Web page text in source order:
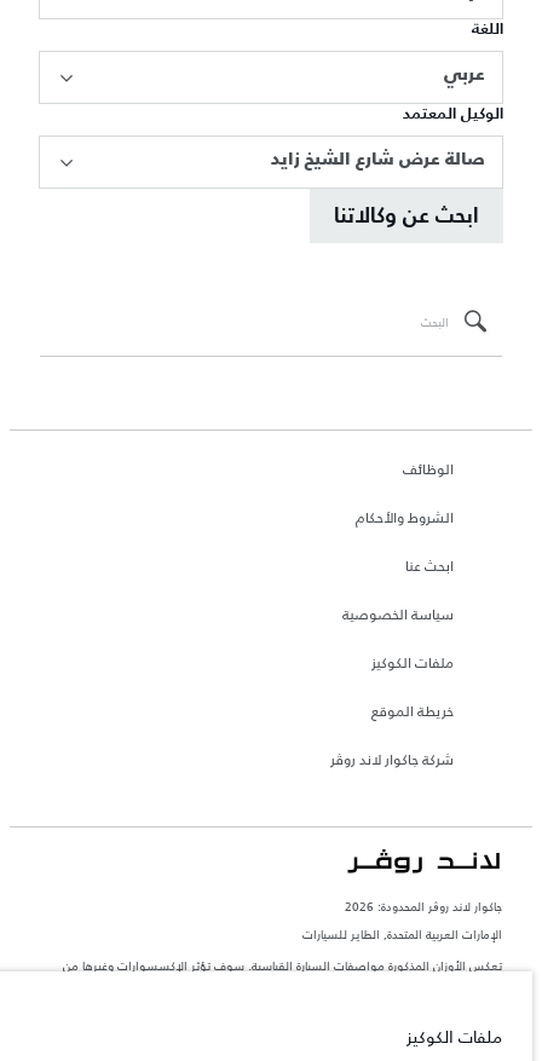
اللغة
عربي
الوكيل المعتمد
صالة عرض شارع الشيخ زايد
ابحث عن وكالاتنا
الوظائف
الشروط والأحكام
ابحث عنا
سياسة الخصوصية
ملفات الكوكيز
خريطة الموقع
شركة جاكوار لاند روڤر
جاكوار لاند روڨر المحدودة: 2026
الإمارات العربية المتحدة, الطاير للسيارات
تعكس الأوزان المذكورة مواصفات السيارة القياسية. سوف تؤثر الإكسسوارات وغيرها من
ملفات الكوكيز